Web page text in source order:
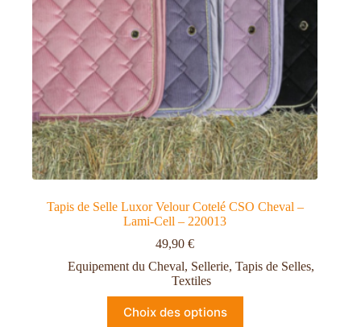
Tapis de Selle Luxor Velour Cotelé CSO Cheval –
Lami-Cell – 220013
49,90€
Equipement du Cheval, Sellerie,Tapis de Selles,
Textiles
Choix des options